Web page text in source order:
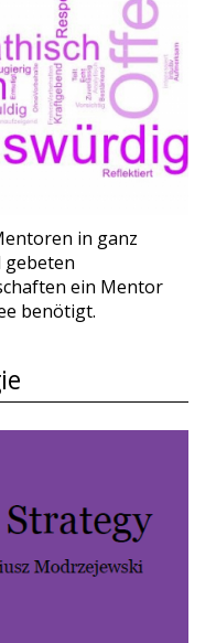
in ganz
gebeten
ein Mentor
benötigt.